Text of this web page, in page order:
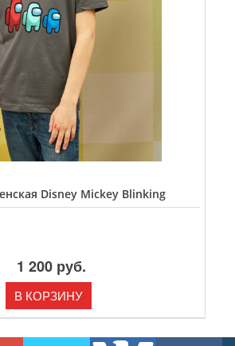
Disney Mickey Blinking
1 200 руб.
В КОРЗИНУ